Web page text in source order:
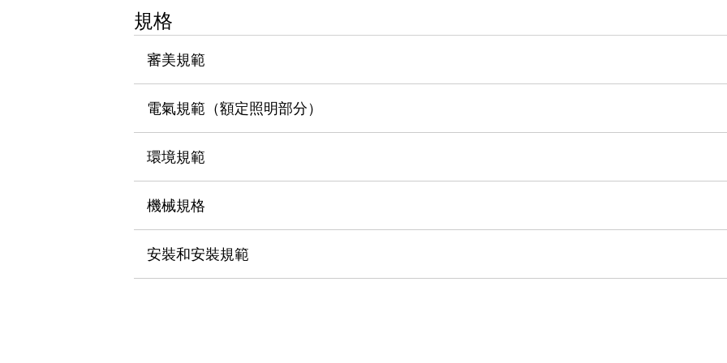
使人機協作更安全、更高效
提高半導體製造裝置設計自由度的方法
瞬間完成開關的更換，避免停機時間拉長
瀏覽全部
規格
審美規範
電氣規範（額定照明部分）
環境規範
機械規格
安裝和安裝規範